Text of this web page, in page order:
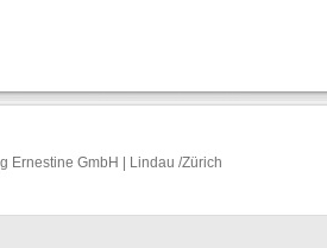
Ernestine GmbH | Lindau /Zürich